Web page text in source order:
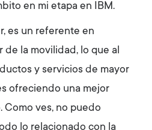
en mi etapa en IBM.
es un referente en
de la movilidad, lo que al
y servicios de mayor
ofreciendo una mejor
Como ves, no puedo
lo relacionado con la